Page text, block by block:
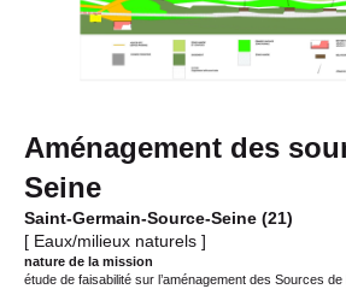
Aménagement des
Seine
Saint-Germain-Source-Seine (21)
[ Eaux/milieux naturels ]
nature de la mission
étude de faisabilité sur l’aménagement des Sources de